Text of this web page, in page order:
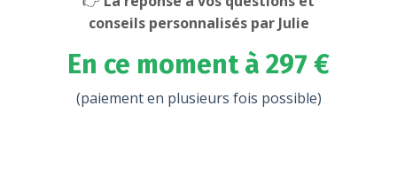
conseils personnalisés par Julie
En ce moment à 297 €
(paiement en plusieurs fois possible)